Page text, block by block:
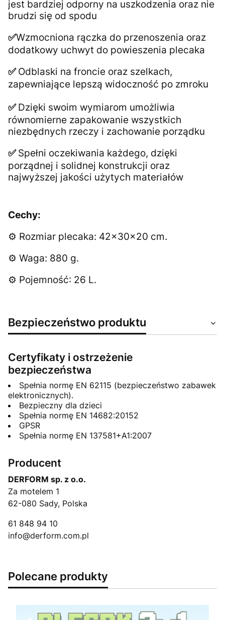
jest bardziej odporny na uszkodzenia oraz nie
brudzi się od spodu
✅Wzmocniona rączka do przenoszenia oraz
dodatkowy uchwyt do powieszenia plecaka
✅ Odblaski na froncie oraz szelkach,
zapewniające lepszą widoczność po zmroku
✅ Dzięki swoim wymiarom umożliwia
równomierne zapakowanie wszystkich
niezbędnych rzeczy i zachowanie porządku
✅ Spełni oczekiwania każdego, dzięki
porządnej i solidnej konstrukcji oraz
najwyższej jakości użytych materiałów
Cechy:
⚙️ Rozmiar plecaka: 42x30x20 cm.
⚙️ Waga: 880 g.
⚙️ Pojemność: 26 L.
Bezpieczeństwo produktu
Certyfikaty i ostrzeżenie
bezpieczeństwa
Spełnia normę EN 62115 (bezpieczeństwo zabawek
elektronicznych).
Bezpieczny dla dzieci
Spełnia normę EN 14682:20152
GPSR
Spełnia normę EN 137581+A1:2007
Producent
DERFORM sp. z o.o.
Za motelem 1
62-080 Sady, Polska
61 848 94 10
info@derform.com.pl
Polecane produkty